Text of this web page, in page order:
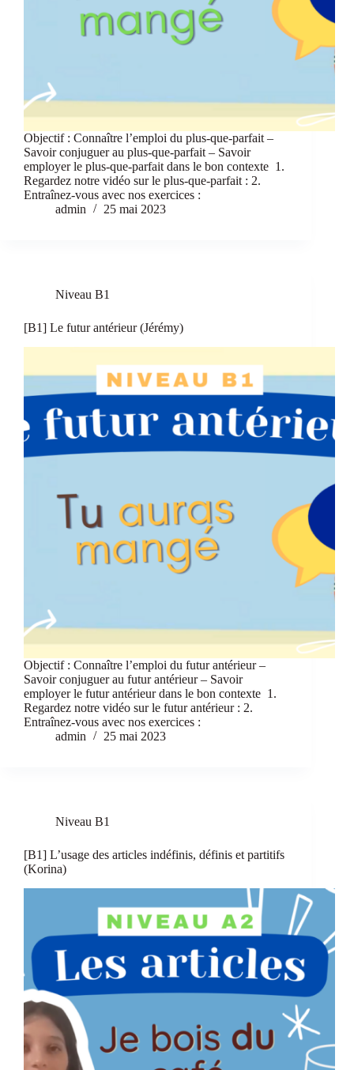
Objectif : Connaître l’emploi du plus-que-parfait –
Savoir conjuguer au plus-que-parfait – Savoir
employer le plus-que-parfait dans le bon contexte 1.
Regardez notre vidéo sur le plus-que-parfait : 2.
Entraînez-vous avec nos exercices :
admin
25 mai 2023
Niveau B1
[B1] Le futur antérieur (Jérémy)
Objectif : Connaître l’emploi du futur antérieur –
Savoir conjuguer au futur antérieur – Savoir
employer le futur antérieur dans le bon contexte 1.
Regardez notre vidéo sur le futur antérieur : 2.
Entraînez-vous avec nos exercices :
admin
25 mai 2023
Niveau B1
[B1] L’usage des articles indéfinis, définis et partitifs
(Korina)